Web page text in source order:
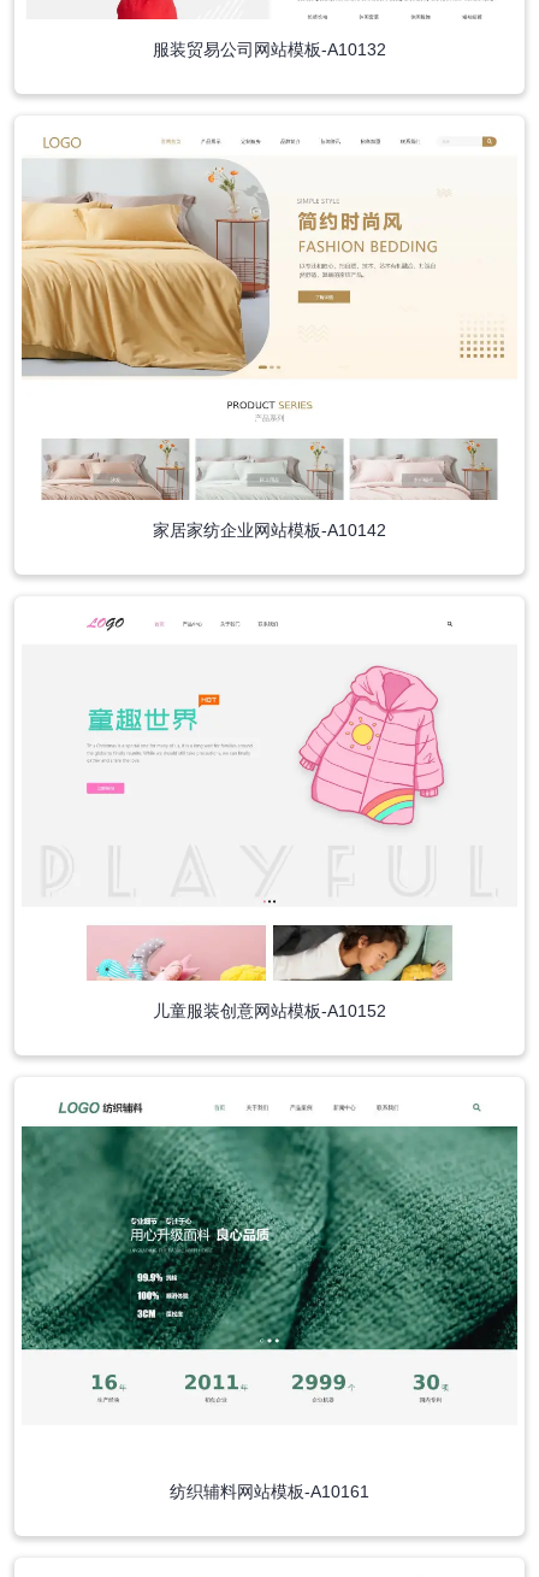
服装贸易公司网站模板-A10132
家居家纺企业网站模板-A10142
儿童服装创意网站模板-A10152
纺织辅料网站模板-A10161